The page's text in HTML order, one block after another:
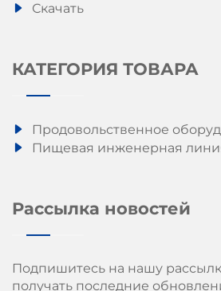
Скачать
КАТЕГОРИЯ ТОВАРА
Продовольственное
Пищевая инженерная
Рассылка новостей
Подпишитесь на нашу
получать последние